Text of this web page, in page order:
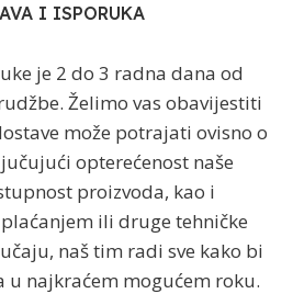
I ISPORUKA
je 2 do 3 radna dana od
Želimo vas obavijestiti
može potrajati ovisno o
opterećenost naše
proizvoda, kao i
ili druge tehničke
naš tim radi sve kako bi
u najkraćem mogućem roku.